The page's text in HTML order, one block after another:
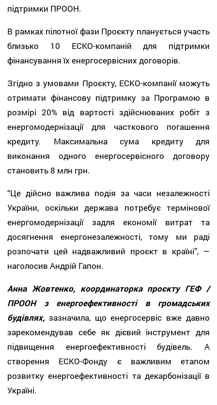
підтримки ПРООН.
В рамках пілотної фази Проєкту планується участь
близько 10 ЕСКО-компаній для підтримки
фінансування їх енергосервісних договорів.
Згідно з умовами Проєкту, ЕСКО-компанії можуть
отримати фінансову підтримку за Програмою в
розмірі 20% від вартості здійснюваних робіт з
енергомодернізації для часткового погашення
кредиту. Максимальна сума кредиту для
виконання одного енергосервісного договору
становить 8 млн грн.
“Це дійсно важлива подія за часи незалежності
України, оскільки держава потребує термінової
енергомодернізації задля економії витрат та
досягнення енергонезалежності, тому ми раді
розпочати цей надважливий проєкт в країні”, —
наголосив Андрій Гапон.
Анна Жовтенко, координаторка проєкту ГЕФ /
ПРООН з енергоефективності в громадських
будівлях, зазначила, що енергосервіс вже давно
зарекомендував себе як дієвий інструмент для
підвищення енергоефективності будівель. А
створення ЕСКО-Фонду є важливим етапом
розвитку енергоефективності та декарбонізації в
Україні.